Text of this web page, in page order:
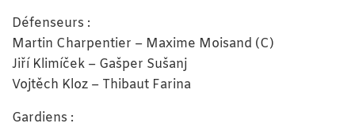
Défenseurs :
Martin Charpentier – Maxime Moisand (C)
Jiří Klimíček – Gašper Sušanj
Vojtěch Kloz – Thibaut Farina
Gardiens :